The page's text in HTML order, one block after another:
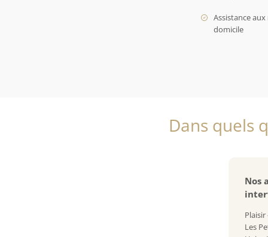
Assistance
domicile
Dans quels
Nos
Les